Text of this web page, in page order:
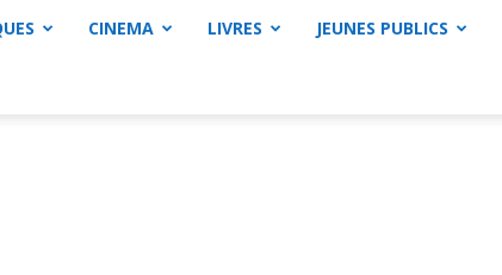
CINEMA LIVRES JEUNES PUBLICS